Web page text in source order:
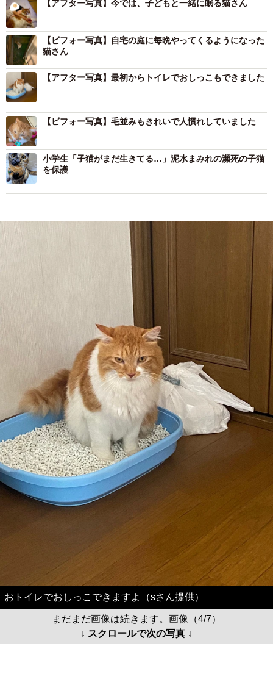
【アフター写真】今では、子どもと一緒に眠る猫さん
【ビフォー写真】自宅の庭に毎晩やってくるようになった
猫さん
【アフター写真】最初からトイレでおしっこもできました
【ビフォー写真】毛並みもきれいで人慣れしていました
小学生「子猫がまだ生きてる…」泥水まみれの瀕死の子猫
を保護
おトイレでおしっこできますよ（sさん提供）
まだまだ画像は続きます。画像（4/7）
↓ スクロールで次の写真 ↓